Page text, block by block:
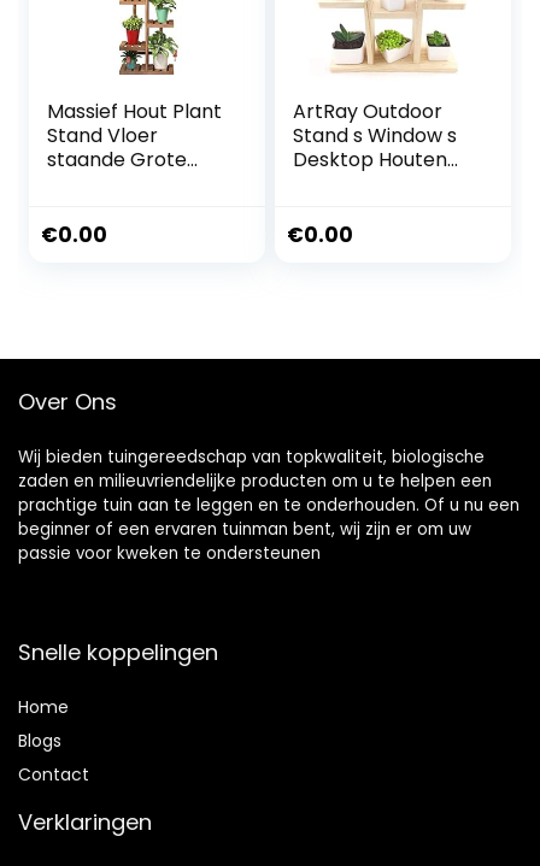
Massief Hout Plant
Stand Vloer
staande Grote
Woonkamer
€0.00
ArtRay Outdoor
Stand s Window s
Desktop Houten
Vrijstaande Plant
€0.00
Over Ons
Wij bieden tuingereedschap van topkwaliteit, biologische
zaden en milieuvriendelijke producten om u te helpen een
prachtige tuin aan te leggen en te onderhouden. Of u nu een
beginner of een ervaren tuinman bent, wij zijn er om uw
passie voor kweken te ondersteunen
Snelle koppelingen
Home
Blogs
Contact
Verklaringen